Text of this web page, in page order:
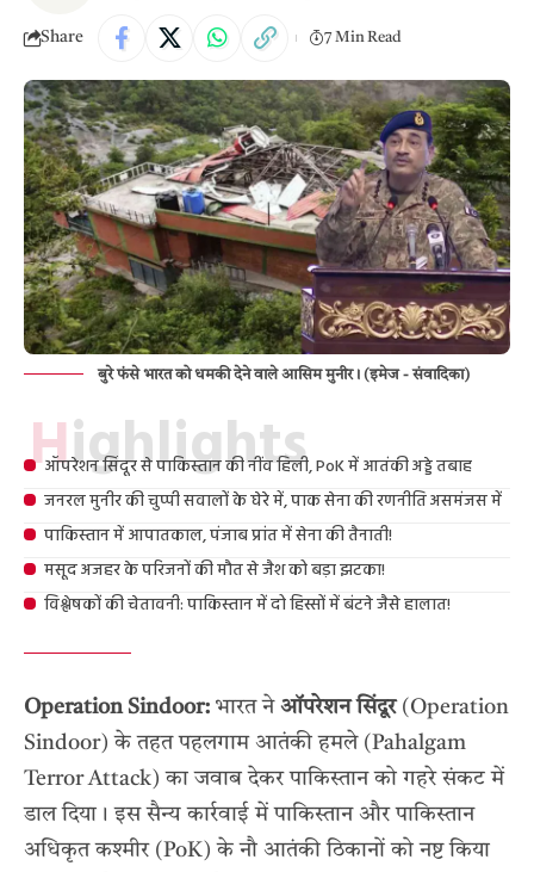
Share 7 Min Read
बुरे फंसे भारत को धमकी देने वाले आसिम मुनीर। (इमेज - संवादिका)
Highlights
ऑपरेशन सिंदूर से पाकिस्तान की नींव हिली, PoK में आतंकी अड्डे तबाह
जनरल मुनीर की चुप्पी सवालों के घेरे में, पाक सेना की रणनीति असमंजस में
पाकिस्तान में आपातकाल, पंजाब प्रांत में सेना की तैनाती!
मसूद अजहर के परिजनों की मौत से जैश को बड़ा झटका!
विश्लेषकों की चेतावनी: पाकिस्तान में दो हिस्सों में बंटने जैसे हालात!
Operation Sindoor: भारत ने ऑपरेशन सिंदूर(Operation
Sindoor) के तहत पहलगाम आतंकी हमले (Pahalgam
Terror Attack) का जवाब देकर पाकिस्तान को गहरे संकट में
डाल दिया। इस सैन्य कार्रवाई में पाकिस्तान और पाकिस्तान
अधिकृत कश्मीर (PoK) के नौ आतंकी ठिकानों को नष्ट किया